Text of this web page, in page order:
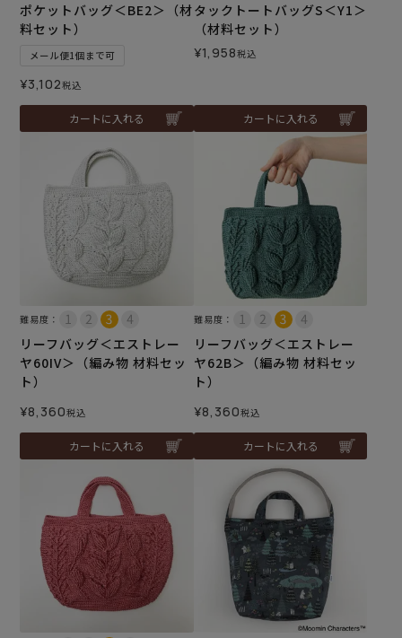
ポケットバッグ＜BE2＞（材
料セット）
メール便1個まで可
¥3,102税込
カートに入れる
タックトートバッグS＜Y1＞
（材料セット）
¥1,958税込
カートに入れる
難易度：
リーフバッグ＜エストレー
ヤ60IV＞（編み物 材料セッ
ト）
¥8,360税込
カートに入れる
難易度：
リーフバッグ＜エストレー
ヤ62B＞（編み物 材料セッ
ト）
¥8,360税込
カートに入れる